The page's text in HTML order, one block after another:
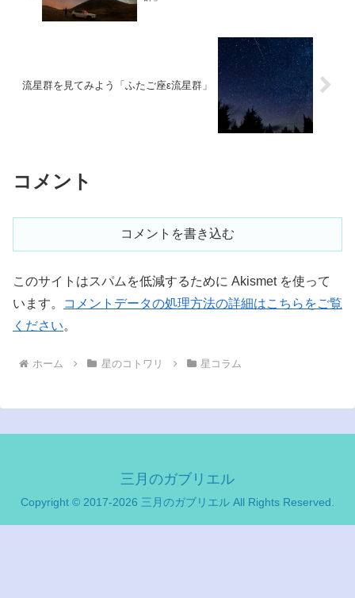
流星群を見てみよう「ふたご座ε流星群」
コメント
コメントを書き込む
このサイトはスパムを低減するために Akismet を使って
います。
コメントデータの処理方法の詳細はこちらをご覧
ください。
ホーム 星のコトワリ 星コラム
三月のガブリエル
Copyright © 2017-2026 三月のガブリエル All Rights Reserved.